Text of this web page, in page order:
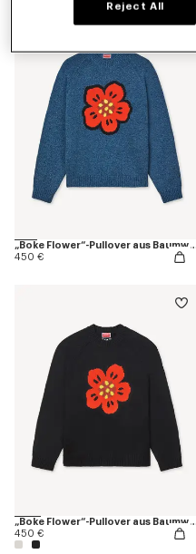
„Boke Flower“-Pullover aus
450 €
„Boke Flower“-Pullover aus
450 €
Reject All